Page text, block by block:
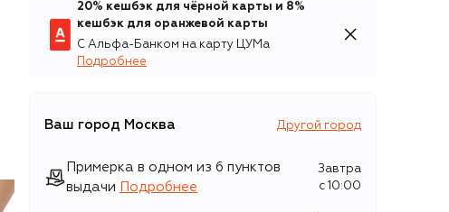
20% кешбэк для чёрной карты и 8%
кешбэк для оранжевой карты
С Альфа-Банком на карту ЦУМа
Подробнее
Ваш город Москва Другой город
Примерка в одном из 6 пунктов
выдачи
Подробнее
Завтра
c 10:00